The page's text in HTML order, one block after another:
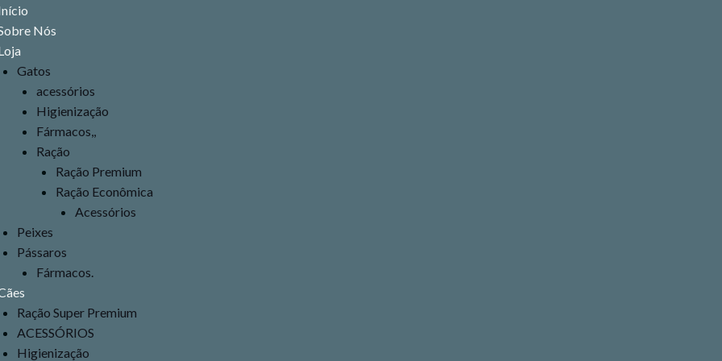
Nós
Gatos
acessórios
Higienização
Fármacos,,
Ração
Ração Premium
Ração Econômica
Acessórios
Peixes
Pássaros
Fármacos.
Ração Super Premium
ACESSÓRIOS
Higienização